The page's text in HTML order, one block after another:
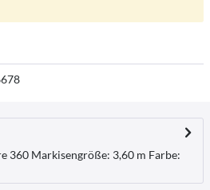
360 Markisengröße: 3,60 m Farbe: